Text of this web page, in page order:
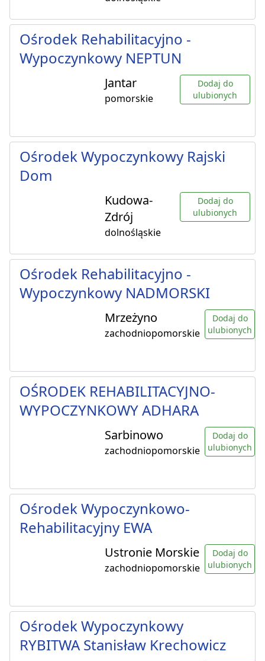
Ośrodek Rehabilitacyjno -
Wypoczynkowy NEPTUN
Jantar
pomorskie
Dodaj do
ulubionych
Ośrodek Wypoczynkowy Rajski
Dom
Kudowa-
Zdrój
dolnośląskie
Dodaj do
ulubionych
Ośrodek Rehabilitacyjno -
Wypoczynkowy NADMORSKI
Mrzeżyno
zachodniopomorskie
Dodaj do
ulubionych
OŚRODEK REHABILITACYJNO-
WYPOCZYNKOWY ADHARA
Sarbinowo
zachodniopomorskie
Dodaj do
ulubionych
Ośrodek Wypoczynkowo-
Rehabilitacyjny EWA
Ustronie Morskie
zachodniopomorskie
Dodaj do
ulubionych
Ośrodek Wypoczynkowy
RYBITWA Stanisław Krechowicz